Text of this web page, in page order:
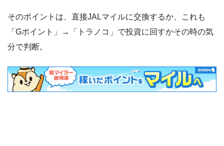
そのポイントは、直接JALマイルに交換するか、これも
「Gポイント」→「トラノコ」で投資に回すかその時の気
分で判断。